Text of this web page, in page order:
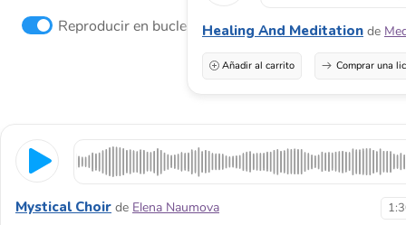
Reproducir en bucle Healing And Meditation de
Añadir al carrito Comprar una
Mystical Choir de Elena Naumova